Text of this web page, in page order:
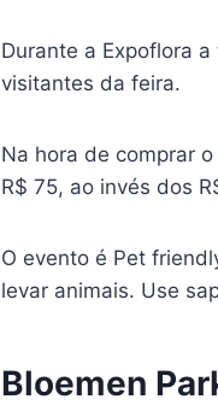
Durante a Expoflora
visitantes da feira.
Na hora de comprar
R$ 75, ao invés dos
O evento é Pet
levar animais. Use
Bloemen